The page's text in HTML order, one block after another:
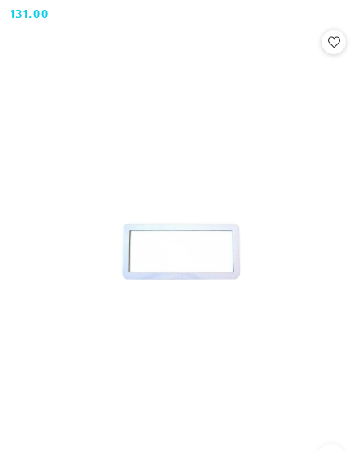
Cena:
131.00